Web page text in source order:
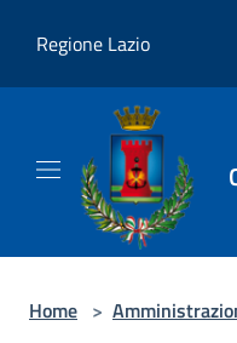
Regione Lazio
Home >